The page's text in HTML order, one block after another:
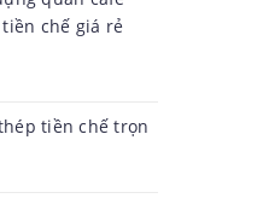
chế giá rẻ
tiền chế trọn